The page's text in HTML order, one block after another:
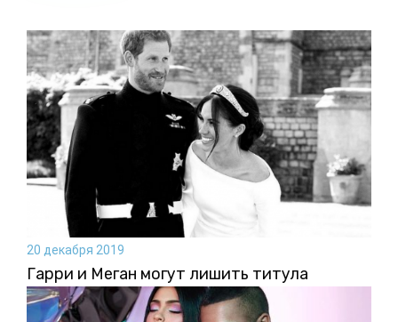
20 декабря 2019
Гарри и Меган могут лишить титула